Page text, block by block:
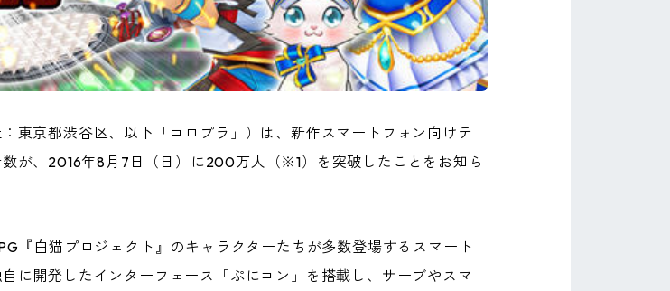
東京都渋谷区、以下「コロプラ」）は、新作スマートフォン向けテ
が、2016年8月7日（日）に200万人（※1）を突破したことをお知ら
『白猫プロジェクト』のキャラクターたちが多数登場するスマート
に開発したインターフェース「ぷにコン」を搭載し、サーブやスマ